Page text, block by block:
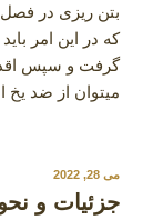
بتن ریزی در فصل
که در این امر
گرفت و سپس
میتوان از ضد یخ
نوشته‌شده
می 28, 2022
جزئیات و